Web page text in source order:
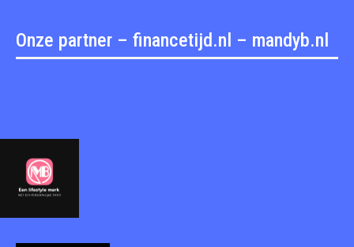
Onze partner – financetijd.nl – mandyb.nl